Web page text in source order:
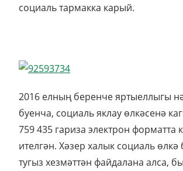
социаль тармакка карый.
2016 елның беренче яртыеллыгы
буенча, социаль яклау өлкәсенә
759 435 гариза электрон форматта
ителгән. Хәзер халык социаль өлкә
тугыз хезмәттән файдалана алса,